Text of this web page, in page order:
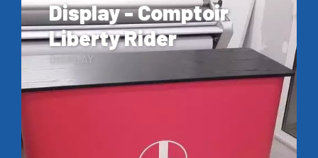
Display - Comptoir
Liberty Rider
DISPLAY